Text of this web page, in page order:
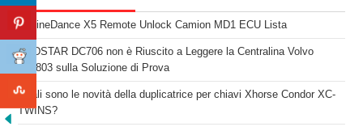
EngineDance X5 Remote Unlock Camion MD1 ECU Lista
OBDSTAR DC706 non è Riuscito a Leggere la Centralina Volvo
SID803 sulla Soluzione di Prova
Quali sono le novità della duplicatrice per chiavi Xhorse Condor XC-
TWINS?